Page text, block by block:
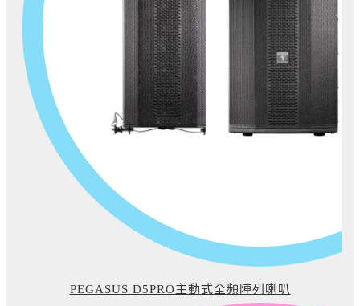
PEGASUS D5PRO主動式全頻陣列喇叭